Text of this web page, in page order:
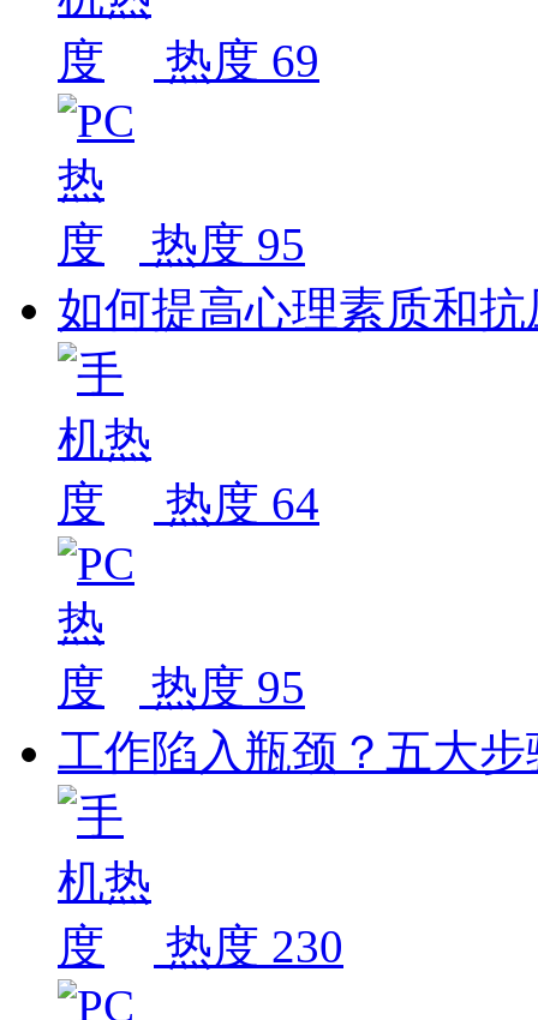
热度 69
热度 95
如何提高心理素质和
热度 64
热度 95
工作陷入瓶颈？五大
热度 230